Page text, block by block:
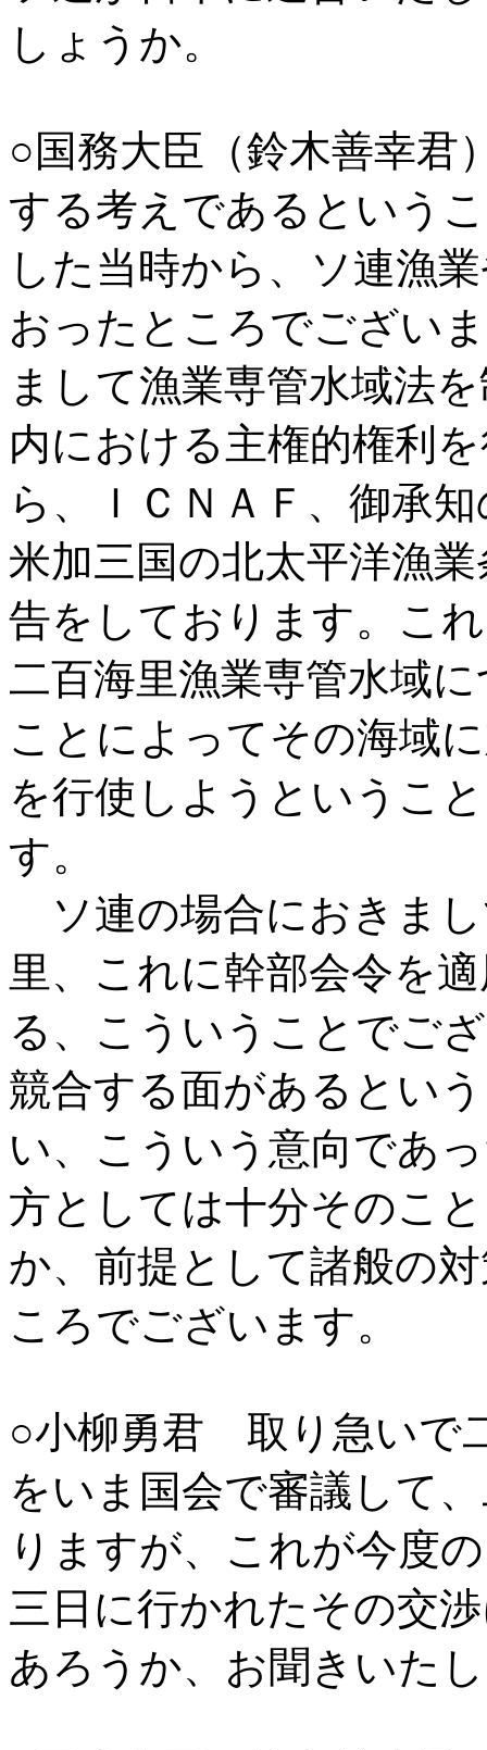
しょうか。
○国務大臣（鈴木善幸
する考えであるという
した当時から、ソ連漁
おったところでござい
まして漁業専管水域法
内における主権的権利
ら、ＩＣＮＡＦ、御承
米加三国の北太平洋漁
告をしております。こ
二百海里漁業専管水域
ことによってその海域
を行使しようというこ
す。
ソ連の場合におきま
里、これに幹部会令を
る、こういうことでご
競合する面があるとい
い、こういう意向であ
方としては十分そのこ
か、前提として諸般の
ころでございます。
○小柳勇君 取り急いで
をいま国会で審議して
りますが、これが今度
三日に行かれたその交
あろうか、お聞きいた